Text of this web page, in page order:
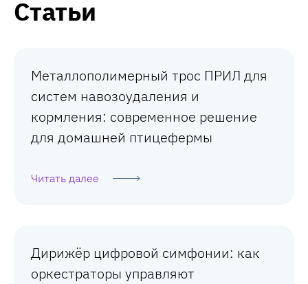
Статьи
Металлополимерный трос ПРИЛ для
систем навозоудаления и
кормления: современное решение
для домашней птицефермы
Читать далее
Дирижёр цифровой симфонии: как
оркестраторы управляют